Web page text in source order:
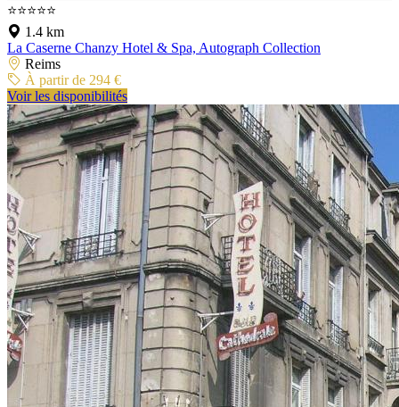
⭐⭐⭐⭐⭐
1.4 km
La Caserne Chanzy Hotel & Spa, Autograph Collection
Reims
À partir de 294 €
Voir les disponibilités